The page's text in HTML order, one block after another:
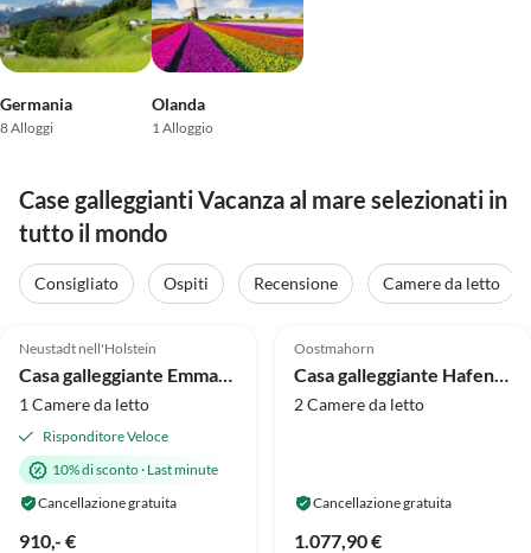
Germania
8 Alloggi
Olanda
1 Alloggio
Case galleggianti Vacanza al mare selezionati in
tutto il mondo
Consigliato Ospiti Recensione Camere da letto
Annuncio in
Alto
Neustadt nell'Holstein
1 Camere da letto
Risponditore Veloce
10% di sconto· Last minute
Cancellazione gratuita
910,- €
Oostmahorn
2 Camere da letto
Cancellazione gratuita
1.077,90 €